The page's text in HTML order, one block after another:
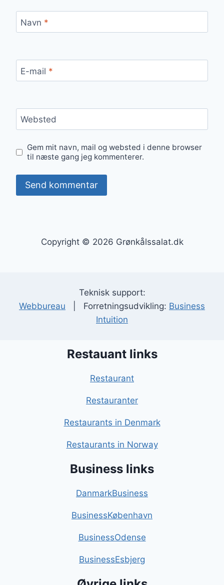
Navn *
E-mail *
Websted
Gem mit navn, mail og websted i denne browser
til næste gang jeg kommenterer.
Copyright © 2026 Grønkålssalat.dk
Teknisk support:
Webbureau | Forretningsudvikling: Business
Intuition
Restauant links
Restaurant
Restauranter
Restaurants in Denmark
Restaurants in Norway
Business links
DanmarkBusiness
BusinessKøbenhavn
BusinessOdense
BusinessEsbjerg